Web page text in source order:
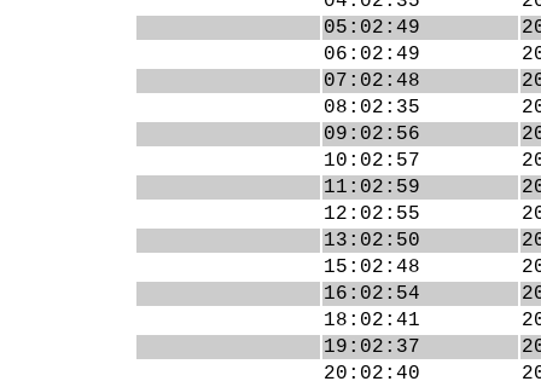
05:02:49
06:02:49
07:02:48
08:02:35
09:02:56
10:02:57
11:02:59
12:02:55
13:02:50
15:02:48
16:02:54
18:02:41
19:02:37
20:02:40